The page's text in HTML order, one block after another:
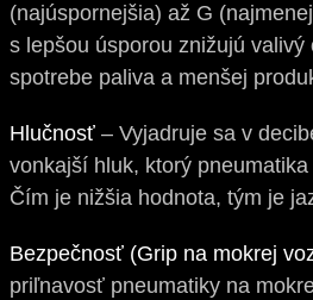
(najúspornejšia) až G
s lepšou úsporou znižujú valivý
spotrebe paliva a menšej
Hlučnosť – Vyjadruje sa v
vonkajší hluk, ktorý
Čím je nižšia hodnota, tým je
Bezpečnosť (Grip na mokrej
priľnavosť pneumatiky na